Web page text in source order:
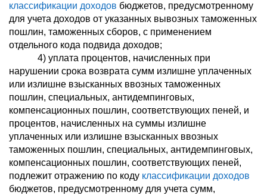
классификации доходов бюджетов, предусмотренному
для учета доходов от указанных вывозных таможенных
пошлин, таможенных сборов, с применением
отдельного кода подвида доходов;
4) уплата процентов, начисленных при
нарушении срока возврата сумм излишне уплаченных
или излишне взысканных ввозных таможенных
пошлин, специальных, антидемпинговых,
компенсационных пошлин, соответствующих пеней, и
процентов, начисленных на суммы излишне
уплаченных или излишне взысканных ввозных
таможенных пошлин, специальных, антидемпинговых,
компенсационных пошлин, соответствующих пеней,
подлежит отражению по коду классификации доходов
бюджетов, предусмотренному для учета сумм,